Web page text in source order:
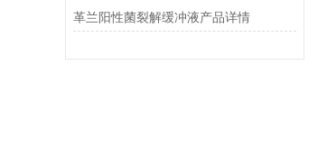
革兰阳性菌裂解缓冲液产品详情